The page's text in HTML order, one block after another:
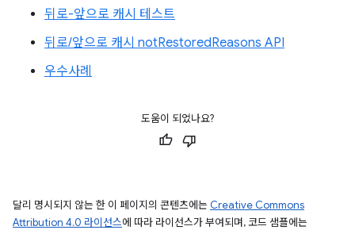
뒤로-앞으로 캐시 테스트
뒤로/앞으로 캐시 notRestoredReasons API
우수사례
도움이 되었나요?
달리 명시되지 않는 한 이 페이지의 콘텐츠에는 Creative Commons
Attribution 4.0 라이선스에 따라 라이선스가 부여되며, 코드 샘플에는